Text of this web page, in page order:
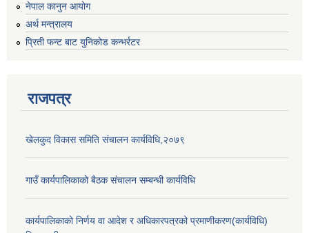
नेपाल कानुन आयोग
अर्थ मन्त्रालय
प्रिती फन्ट बाट युनिकोड कन्भर्रटर
राजपत्र
खेलकुद विकास समिति संचालन कार्यविधि,२०७९
गाउँ कार्यपालिकाको बैठक संचालन सम्बन्धी कार्यविधि
कार्यपालिकाको निर्णय वा आदेश र अधिकारपत्रको प्रमाणीकरण(कार्यविधि)